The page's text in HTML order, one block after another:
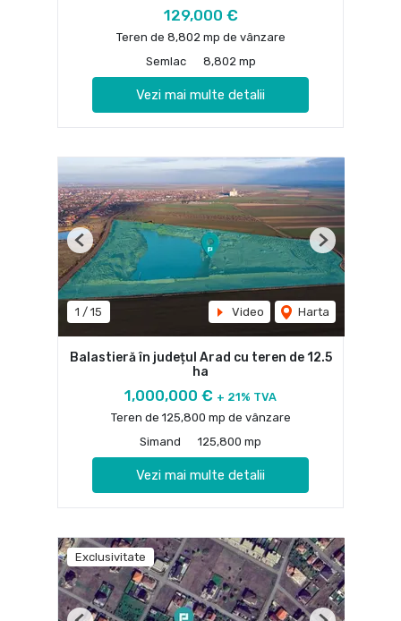
129,000 €
Teren de 8,802 mp de vânzare
Semlac
8,802 mp
Vezi mai multe detalii
1 / 15 Video Harta
Previous Next
Balastieră în județul Arad cu teren de 12.5
ha
1,000,000 € + 21% TVA
Teren de 125,800 mp de vânzare
Simand
125,800 mp
Vezi mai multe detalii
Exclusivitate